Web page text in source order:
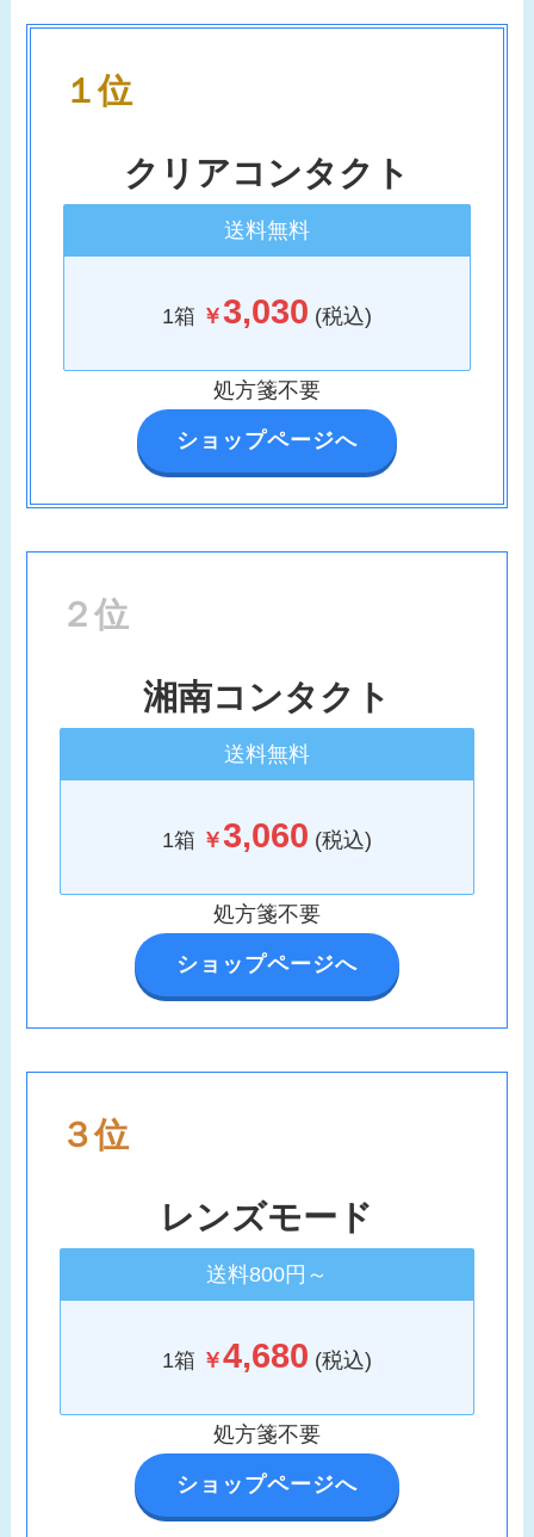
１位
クリアコンタクト
送料無料
1箱 ￥3,030 (税込)
処方箋不要
ショップページへ
２位
湘南コンタクト
送料無料
1箱 ￥3,060 (税込)
処方箋不要
ショップページへ
３位
レンズモード
送料800円～
1箱 ￥4,680 (税込)
処方箋不要
ショップページへ